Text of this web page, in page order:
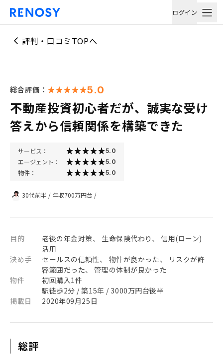
ログイン
評判・口コミTOPへ
総合評価： 5.0
不動産投資初心者だが、誠実な受け
答えから信頼関係を構築できた
サービス： 5.0
エージェント： 5.0
物件： 5.0
30代前半 / 年収700万円台 /
目的
老後の年金対策、 生命保険代わり、 信用(ローン)
活用
決め手
セールスの信頼性、 物件が良かった、 リスクが許
容範囲だった、 管理の体制が良かった
物件
初回購入1件
駅徒歩2分 / 築15年 / 3000万円台後半
掲載日
2020年09月25日
総評